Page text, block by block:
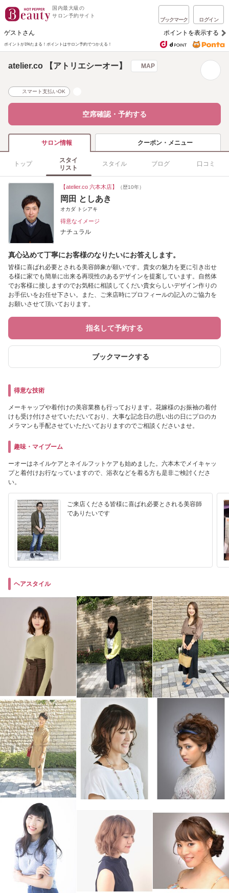
国内最大級の
サロン予約サイト
ブックマーク ログイン
ゲストさん ポイントを表示する
ポイントが1%たまる！ ポイントはサロン予約でつかえる！
atelier.co 【アトリエシーオー】 MAP
スマート支払いOK
空席確認・予約する
サロン情報 クーポン・メニュー
トップ
スタイ
リスト
スタイル ブログ 口コミ
【atelier.co 六本木店】 （歴10年）
岡田 としあき
オカダ トシアキ
得意なイメージ
ナチュラル
真心込めて丁寧にお客様のなりたいにお答えします。
皆様に喜ばれ必要とされる美容師象が願いです。貴女の魅力を更に引き出せ
る様に家でも簡単に出来る再現性のあるデザインを提案しています。自然体
でお客様に接しますのでお気軽に相談してくだい貴女らしいデザイン作りの
お手伝いをお任せ下さい。また、ご来店時にプロフィールの記入のご協力を
お願いさせて頂いております。
指名して予約する
ブックマークする
得意な技術
メーキャップや着付けの美容業務も行っております。花嫁様のお振袖の着付
けも受け付けさせていただいており、大事な記念日の思い出の日にプロのカ
メラマンも手配させていただいておりますのでご相談くださいませ。
趣味・マイブーム
ーオーはネイルケアとネイルフットケアも始めました。六本木でメイキャッ
プと着付けお行なっていますので、浴衣などを着る方も是非ご検討くださ
い。
ご来店くださる皆様に喜ばれ必要とされる美容師
でありたいです
ヘアスタイル